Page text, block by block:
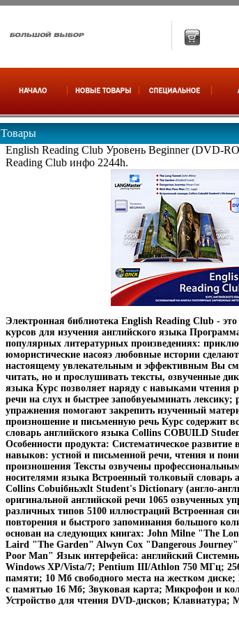
Товары
English Reading Club Уровень Beginner (DVD-
Reading Club инфо 2244h.
Электронная библиотека English Reading Club -
курсов для изучения английского языка
популярных литературных произведениях:
юмористические иасояэ любовные истории
настоящему увлекательным и эффективным Вы
читать, но и прослушивать тексты, озвученные
языка Курс позволяет наряду с навыками чтения
речи на слух и быстрее запобвуеыминать лексику;
упражнения помогают закрепить изученный
произношение и письменную речь Курс содержит
словарь английского языка Collins COBUILD
Особенности продукта: Систематическое развитие
навыков: устной и письменной речи, чтения и
произношения Тексты озвучены
носителями языка Встроенный толковый словарь
Collins Cobuiбньэхlt Student's Dictionary (англо-
оригинальной английской речи 1065 озвученных
различных типов 5100 иллюстраций Встроенная
повторения и быстрого запоминания большого
основан на следующих книгах: John Milne "The
Laird "The Garden" Alwyn Cox "Dangerous
Poor Man" Язык интерфейса: английский
Windows XP/Vista/7; Pentium III/Athlon 750 МГц;
памяти; 10 Мб свободного места на жестком
с памятью 16 Мб; Звуковая карта; Микрофон и
Устройство для чтения DVD-дисков;